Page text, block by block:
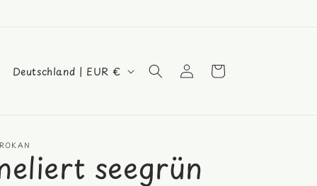
L
/
R
Deutschland | EUR € EinloggenWarenkorb
seegrün